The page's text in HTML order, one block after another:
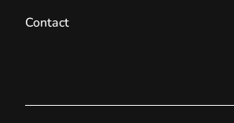
Contact